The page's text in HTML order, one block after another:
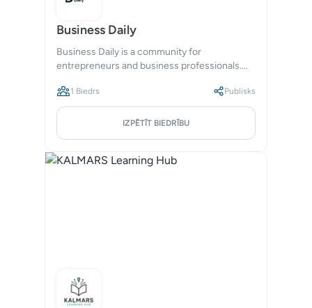
Business Daily
Business Daily is a community for
entrepreneurs and business professionals.
opportunities, and industry insights to help
our members grow their businesses.
1 Biedrs Publisks
IZPĒTĪT BIEDRĪBU